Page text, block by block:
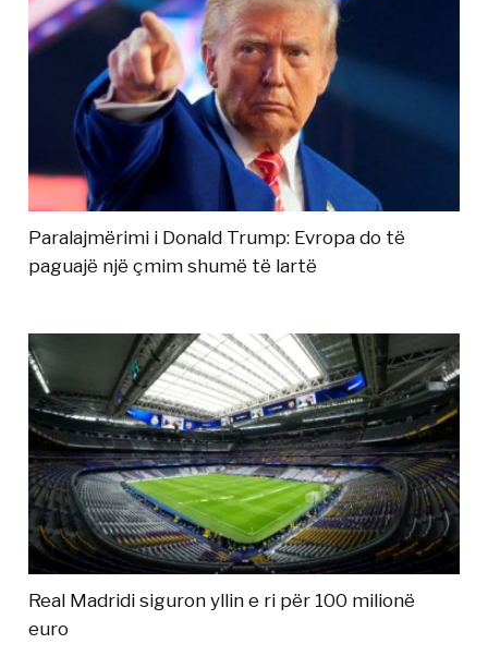
Paralajmërimi i Donald Trump: Evropa do të
paguajë një çmim shumë të lartë
Real Madridi siguron yllin e ri për 100 milionë
euro